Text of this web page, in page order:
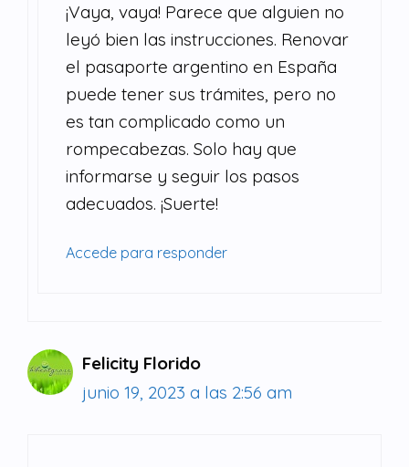
¡Vaya, vaya! Parece que alguien no
leyó bien las instrucciones. Renovar
el pasaporte argentino en España
puede tener sus trámites, pero no
es tan complicado como un
rompecabezas. Solo hay que
informarse y seguir los pasos
adecuados. ¡Suerte!
Accede para responder
Felicity Florido
junio 19, 2023 a las 2:56 am